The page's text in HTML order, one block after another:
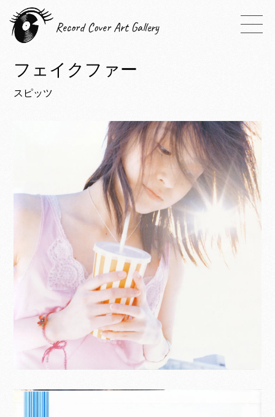
Record Cover Art Gallery
フェイクファー
スピッツ